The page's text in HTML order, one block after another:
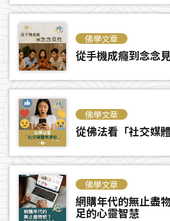
佛學文章
從手機成癮到念念
佛學文章
從佛法看「社交媒
佛學文章
網購年代的無止盡
足的心靈智慧